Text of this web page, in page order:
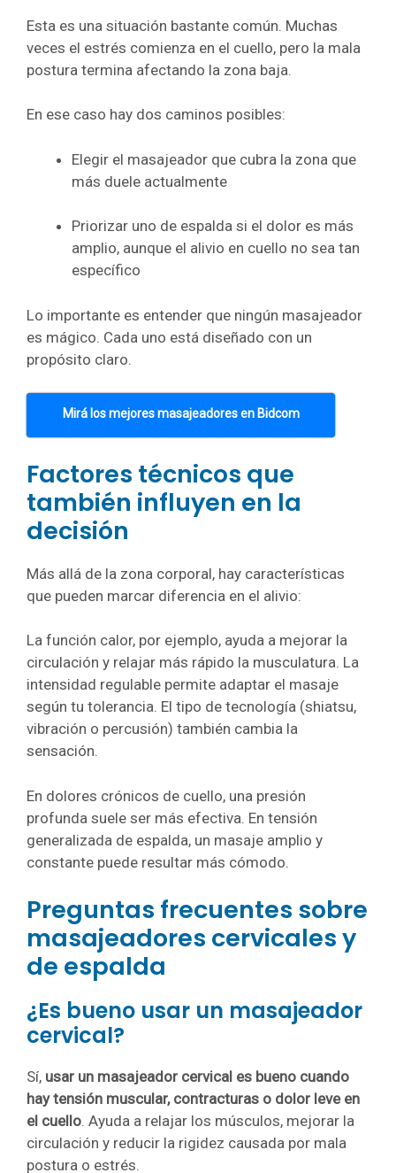
Esta es una situación bastante común. Muchas
veces el estrés comienza en el cuello, pero la mala
postura termina afectando la zona baja.
En ese caso hay dos caminos posibles:
Elegir el masajeador que cubra la zona que
más duele actualmente
Priorizar uno de espalda si el dolor es más
amplio, aunque el alivio en cuello no sea tan
específico
Lo importante es entender que ningún masajeador
es mágico. Cada uno está diseñado con un
propósito claro.
Mirá los mejores masajeadores en Bidcom
Factores técnicos que
también influyen en la
decisión
Más allá de la zona corporal, hay características
que pueden marcar diferencia en el alivio:
La función calor, por ejemplo, ayuda a mejorar la
circulación y relajar más rápido la musculatura. La
intensidad regulable permite adaptar el masaje
según tu tolerancia. El tipo de tecnología (shiatsu,
vibración o percusión) también cambia la
sensación.
En dolores crónicos de cuello, una presión
profunda suele ser más efectiva. En tensión
generalizada de espalda, un masaje amplio y
constante puede resultar más cómodo.
Preguntas frecuentes sobre
masajeadores cervicales y
de espalda
¿Es bueno usar un masajeador
cervical?
Sí, usar un masajeador cervical es bueno cuando
hay tensión muscular, contracturas o dolor leve en
el cuello. Ayuda a relajar los músculos, mejorar la
circulación y reducir la rigidez causada por mala
postura o estrés.